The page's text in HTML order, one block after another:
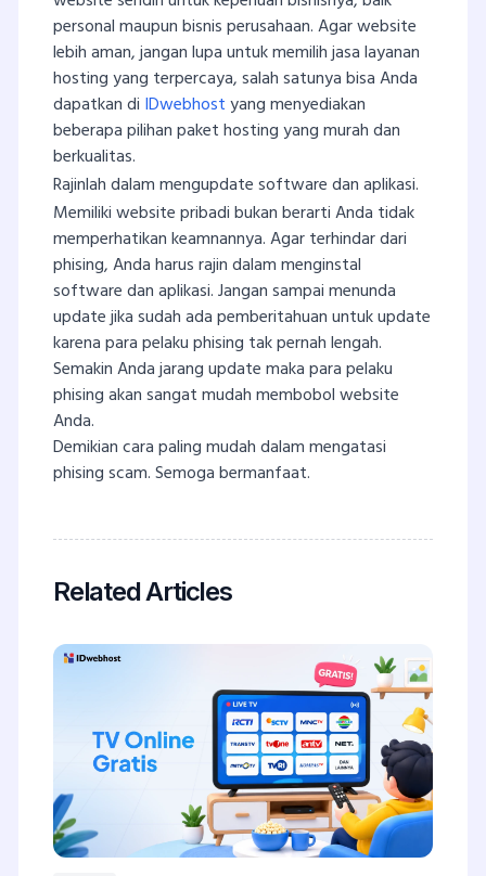
personal maupun bisnis perusahaan. Agar website
lebih aman, jangan lupa untuk memilih jasa layanan
hosting yang terpercaya, salah satunya bisa Anda
dapatkan di IDwebhostyang menyediakan
beberapa pilihan paket hosting yang murah dan
berkualitas.
Rajinlah dalam mengupdate software dan aplikasi.
Memiliki website pribadi bukan berarti Anda tidak
memperhatikan keamnannya. Agar terhindar dari
phising, Anda harus rajin dalam menginstal
software dan aplikasi. Jangan sampai menunda
update jika sudah ada pemberitahuan untuk update
karena para pelaku phising tak pernah lengah.
Semakin Anda jarang update maka para pelaku
phising akan sangat mudah membobol website
Anda.
Demikian cara paling mudah dalam mengatasi
phising scam. Semoga bermanfaat.
Related Articles